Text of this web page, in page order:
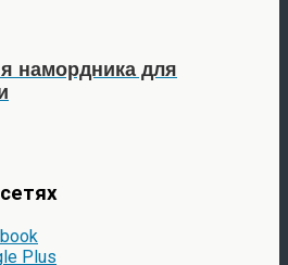
намордника для